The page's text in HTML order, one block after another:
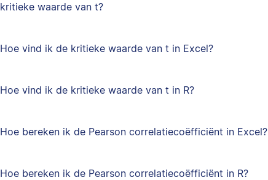
kritieke waarde van t?
Hoe vind ik de kritieke waarde van t in Excel?
Hoe vind ik de kritieke waarde van t in R?
Hoe bereken ik de Pearson correlatiecoëfficiënt in Excel?
Hoe bereken ik de Pearson correlatiecoëfficiënt in R?